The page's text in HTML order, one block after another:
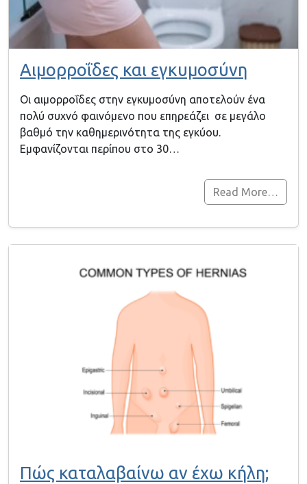
Αιμορροΐδες και εγκυμοσύνη
Οι αιμορροΐδες στην εγκυμοσύνη αποτελούν ένα
πολύ συχνό φαινόμενο που επηρεάζει σε μεγάλο
βαθμό την καθημερινότητα της εγκύου.
Εμφανίζονται περίπου στο 30…
Read More…
Πώς καταλαβαίνω αν έχω κήλη;